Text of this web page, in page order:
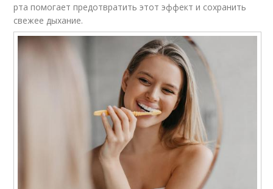
рта помогает предотвратить этот эффект и сохранить
свежее дыхание.